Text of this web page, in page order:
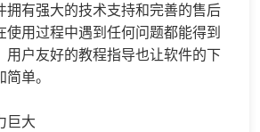
拥有强大的技术支持和完善的售后
使用过程中遇到任何问题都能得到
用户友好的教程指导也让软件的下
单。
巨大